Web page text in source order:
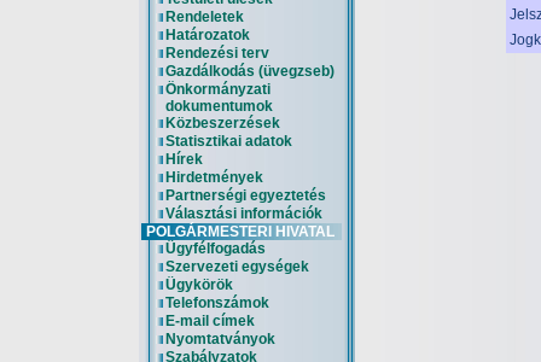
Rendeletek
Határozatok
Rendezési terv
Gazdálkodás (üvegzseb)
Önkormányzati
dokumentumok
Közbeszerzések
Statisztikai adatok
Hírek
Hirdetmények
Partnerségi egyeztetés
Választási információk
POLGÁRMESTERI HIVATAL
Ügyfélfogadás
Szervezeti egységek
Ügykörök
Telefonszámok
E-mail címek
Nyomtatványok
Szabályzatok